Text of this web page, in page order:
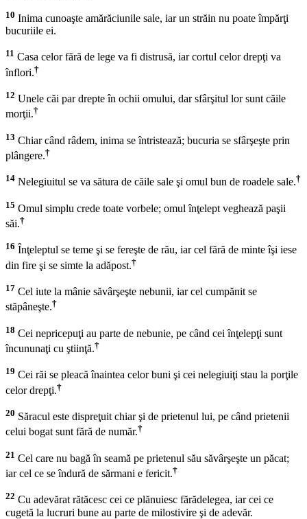
10 Inima cunoaşte amărăciunile sale, iar un străin nu poate împărţi
bucuriile ei.
11 Casa celor fără de lege va fi distrusă, iar cortul celor drepţi va
înflori.†
12 Unele căi par drepte în ochii omului, dar sfârşitul lor sunt căile
morţii.†
13 Chiar când râdem, inima se întristează; bucuria se sfârşeşte prin
plângere.†
14 Nelegiuitul se va sătura de căile sale şi omul bun de roadele sale.†
15 Omul simplu crede toate vorbele; omul înţelept veghează paşii
săi.†
16 Înţeleptul se teme şi se fereşte de rău, iar cel fără de minte îşi iese
din fire şi se simte la adăpost.†
17 Cel iute la mânie săvârşeşte nebunii, iar cel cumpănit se
stăpâneşte.†
18 Cei nepricepuţi au parte de nebunie, pe când cei înţelepţi sunt
încununaţi cu ştiinţă.†
19 Cei răi se pleacă înaintea celor buni şi cei nelegiuiţi stau la porţile
celor drepţi.†
20 Săracul este dispreţuit chiar şi de prietenul lui, pe când prietenii
celui bogat sunt fără de număr.†
21 Cel care nu bagă în seamă pe prietenul său săvârşeşte un păcat;
iar cel ce se îndură de sărmani e fericit.†
22 Cu adevărat rătăcesc cei ce plănuiesc fărădelegea, iar cei ce
cugetă la lucruri bune au parte de milostivire şi de adevăr.